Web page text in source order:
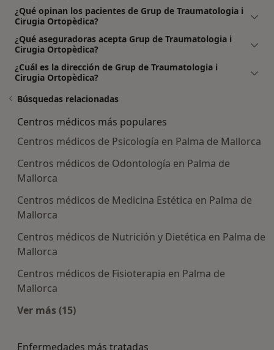
¿Qué opinan los pacientes de Grup de Traumatologia i
Cirugia Ortopèdica?
¿Qué aseguradoras acepta Grup de Traumatologia i
Cirugia Ortopèdica?
¿Cuál es la dirección de Grup de Traumatologia i
Cirugia Ortopèdica?
Búsquedas relacionadas
Centros médicos más populares
Centros médicos de Psicología en Palma de Mallorca
Centros médicos de Odontología en Palma de
Mallorca
Centros médicos de Medicina Estética en Palma de
Mallorca
Centros médicos de Nutrición y Dietética en Palma de
Mallorca
Centros médicos de Fisioterapia en Palma de
Mallorca
Ver más (15)
Enfermedades más tratadas